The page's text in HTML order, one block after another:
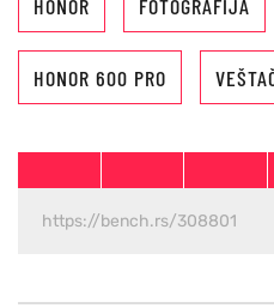
HONOR FOTOGRAFIJA
HONOR 600 PRO